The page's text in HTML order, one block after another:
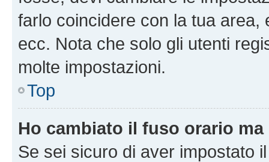
farlo coincidere con la tua area,
ecc. Nota che solo gli utenti
molte impostazioni.
Top
Ho cambiato il fuso orario ma
Se sei sicuro di aver impostato